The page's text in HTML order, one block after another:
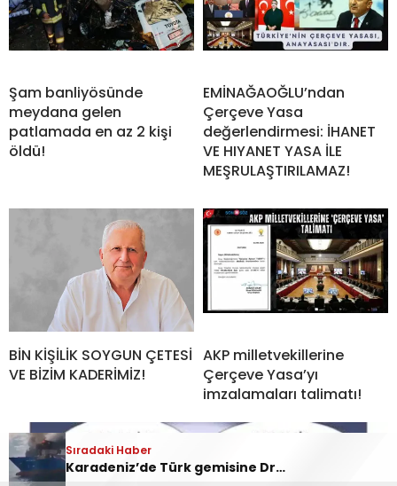
Sıradaki Haber
Karadeniz’de Türk gemisine Dron saldırısı!
Şam banliyösünde
meydana gelen
patlamada en az 2 kişi
öldü!
EMİNAĞAOĞLU’ndan
Çerçeve Yasa
değerlendirmesi: İHANET
VE HIYANET YASA İLE
MEŞRULAŞTIRILAMAZ!
BİN KİŞİLİK SOYGUN ÇETESİ
VE BİZİM KADERİMİZ!
AKP milletvekillerine
Çerçeve Yasa’yı
imzalamaları talimatı!